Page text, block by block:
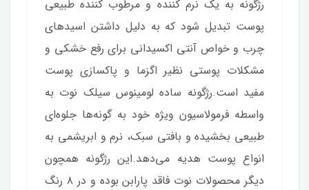
رژگونه به یک نرم‌ کننده و مرطوب کننده طبیعی
پوست تبدیل شود که به دلیل داشتن اسیدهای
چرب و خواص آنتی اکسیدانی برای رفع خشکی و
مشکلات پوستی نظیر اگزما و پاکسازی پوست
مفید است.رژگونه ساده لومینوس سیلک نوت به
واسطه فرمولاسیون ویژه خود به گونه‌ها جلوه‌ای
طبیعی بخشیده و بافتی سبک، نرم و ابریشمی به
انواع پوست هدیه می‌دهد.این رژگونه همچون
دیگر محصولات نوت فاقد پارابن بوده و در ۸ رنگ